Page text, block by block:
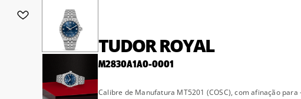
TUDOR ROYAL
M2830A1A0-0001
Calibre de Manufatura MT5201 (COSC), com afinação